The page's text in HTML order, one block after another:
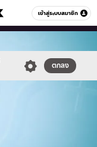
เข้าสู่ระบบสมาชิก
หมวดอื่นๆ
ตกลง